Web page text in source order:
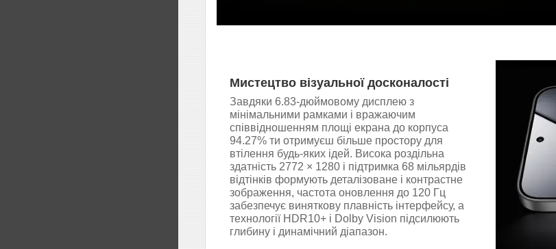
Мистецтво візуальної досконалості
Завдяки 6.83-дюймовому дисплею з
мінімальними рамками і вражаючим
співвідношенням площі екрана до корпуса
94.27% ти отримуєш більше простору для
втілення будь-яких ідей. Висока роздільна
здатність 2772 × 1280 і підтримка 68 мільярдів
відтінків формують деталізоване і контрастне
зображення, частота оновлення до 120 Гц
забезпечує виняткову плавність інтерфейсу, а
технології HDR10+ і Dolby Vision підсилюють
глибину і динамічний діапазон.